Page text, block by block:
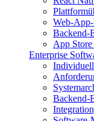
Web-
Backend-
App
Enterprise
Backend-